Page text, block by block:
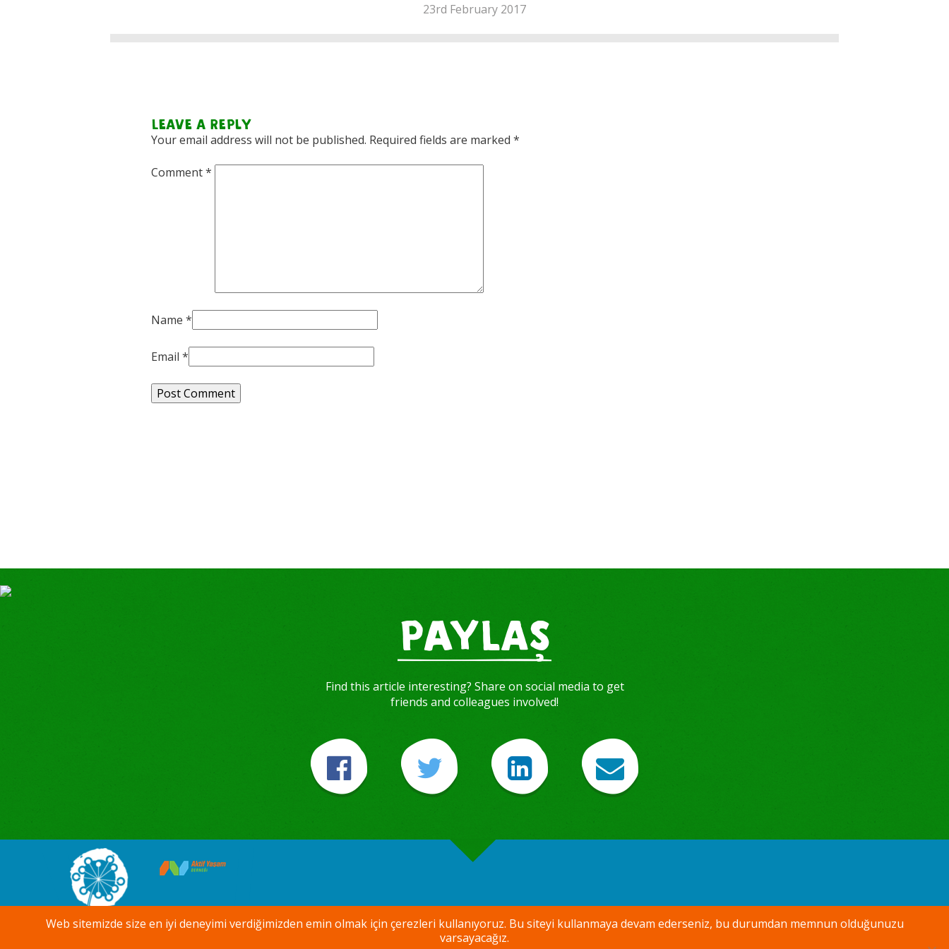
23rd February 2017
Leave a Reply
Your email address will not be published. Required fields are marked *
Comment*
Name *
Email *
PAYLAŞ
Find this article interesting? Share on social media to get
friends and colleagues involved!
Web sitemizde size en iyi deneyimi verdiğimizden emin olmak için çerezleri kullanıyoruz. Bu siteyi kullanmaya devam ederseniz, bu durumdan memnun olduğunuzu
varsayacağız.